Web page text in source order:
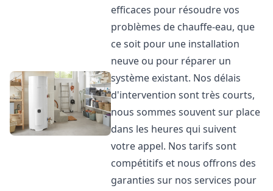
efficaces pour résoudre vos
problèmes de chauffe-eau, que
ce soit pour une installation
neuve ou pour réparer un
système existant. Nos délais
d'intervention sont très courts,
nous sommes souvent sur place
dans les heures qui suivent
votre appel. Nos tarifs sont
compétitifs et nous offrons des
garanties sur nos services pour